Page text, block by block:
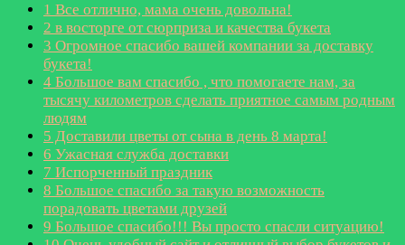
1 Все отлично, мама очень довольна!
2 в восторге от сюрприза и качества букета
3 Огромное спасибо вашей компании за доставку
букета!
4 Большое вам спасибо , что помогаете нам, за
тысячу километров сделать приятное самым родным
людям
5 Доставили цветы от сына в день 8 марта!
6 Ужасная служба доставки
7 Испорченный праздник
8 Большое спасибо за такую возможность
порадовать цветами друзей
9 Большое спасибо!!! Вы просто спасли ситуацию!